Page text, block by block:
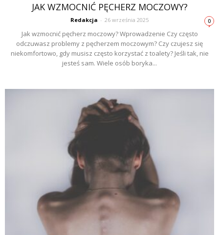
JAK WZMOCNIĆ PĘCHERZ MOCZOWY?
Redakcja - 26 września 2025 0
Jak wzmocnić pęcherz moczowy? Wprowadzenie Czy często
odczuwasz problemy z pęcherzem moczowym? Czy czujesz się
niekomfortowo, gdy musisz często korzystać z toalety? Jeśli tak, nie
jesteś sam. Wiele osób boryka...